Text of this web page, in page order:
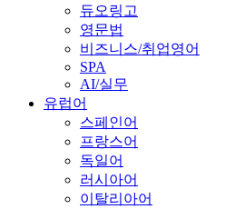
듀오링고
영문법
비즈니스/취업영어
SPA
AI/실무
유럽어
스페인어
프랑스어
독일어
러시아어
이탈리아어